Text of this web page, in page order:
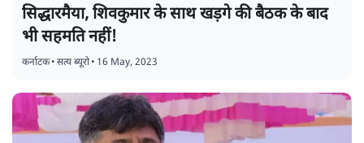
सिद्धारमैया, शिवकुमार के साथ खड़गे की बैठक के बाद
भी सहमति नहीं!
कर्नाटक•सत्य ब्यूरो• 16 May, 2023